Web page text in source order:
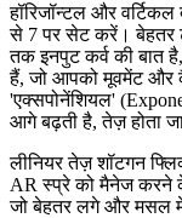
हॉरिजॉन्टल और
से 7 पर सेट करें। बेहतर
तक इनपुट कर्व की बात
हैं, जो आपको मूवमेंट और
'एक्सपोनेंशियल'
आगे बढ़ती है, तेज़ होता
लीनियर तेज़ शॉटगन
AR स्प्रे को मैनेज करने
जो बेहतर लगे और मसल